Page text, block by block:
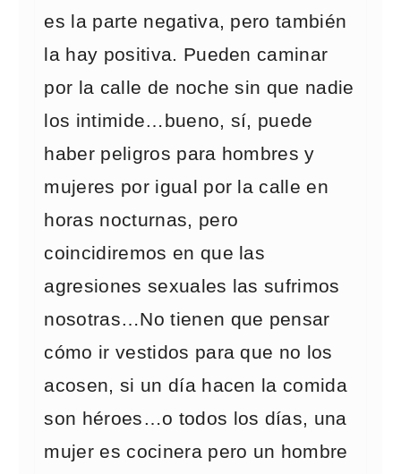
es la parte negativa, pero también
la hay positiva. Pueden caminar
por la calle de noche sin que nadie
los intimide…bueno, sí, puede
haber peligros para hombres y
mujeres por igual por la calle en
horas nocturnas, pero
coincidiremos en que las
agresiones sexuales las sufrimos
nosotras…No tienen que pensar
cómo ir vestidos para que no los
acosen, si un día hacen la comida
son héroes…o todos los días, una
mujer es cocinera pero un hombre